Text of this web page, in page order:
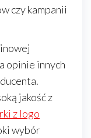
czy kampanii
opinie innych
jakość z
z logo
wybór